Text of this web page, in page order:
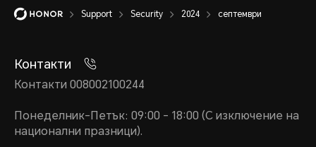
Support Security 2024 септември
Контакти
Контакти 008002100244
Понеделник-Петък: 09:00 - 18:00 (С изключение на
национални празници).